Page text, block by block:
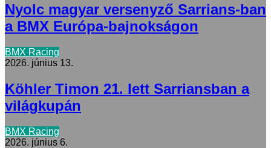
Nyolc magyar versenyző Sarrians-ban
a BMX Európa-bajnokságon
BMX Racing
2026. június 13.
Köhler Timon 21. lett Sarriansban a
világkupán
BMX Racing
2026. június 6.